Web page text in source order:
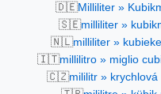
🇩🇪Milliliter »
🇸🇪milliliter »
🇳🇱milliliter »
🇮🇹millilitro » miglio
🇨🇿mililitr » krychlová